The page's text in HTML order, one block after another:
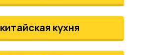
китайская кухня